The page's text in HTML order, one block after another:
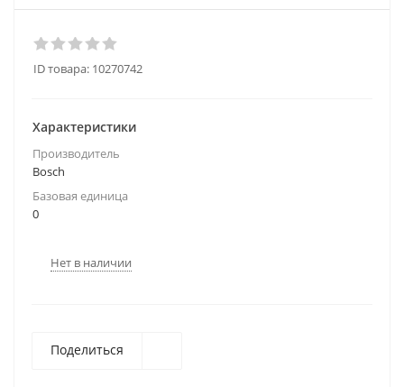
ID товара: 10270742
Характеристики
Производитель
Bosch
Базовая единица
0
Нет в наличии
Поделиться